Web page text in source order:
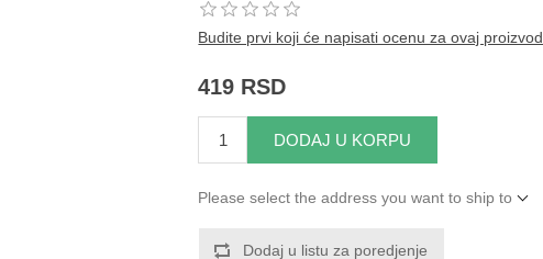
Budite prvi koji će napisati ocenu za ovaj proizvod
419 RSD
DODAJ U KORPU
Please select the address you want to ship to
Dodaj u listu za poredjenje